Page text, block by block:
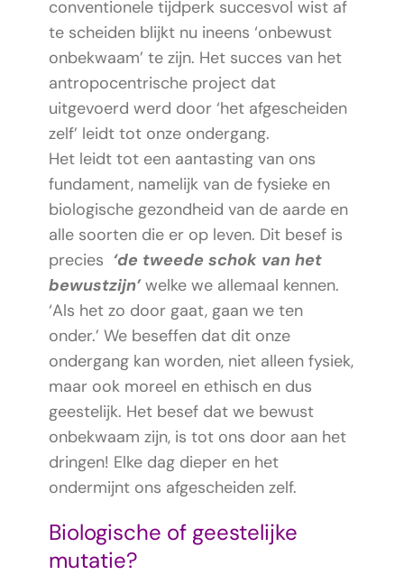
conventionele tijdperk succesvol wist af
te scheiden blijkt nu ineens ‘onbewust
onbekwaam’ te zijn. Het succes van het
antropocentrische project dat
uitgevoerd werd door ‘het afgescheiden
zelf’ leidt tot onze ondergang.
Het leidt tot een aantasting van ons
fundament, namelijk van de fysieke en
biologische gezondheid van de aarde en
alle soorten die er op leven. Dit besef is
precies ‘de tweede schok van het
bewustzijn’welke we allemaal kennen.
‘Als het zo door gaat, gaan we ten
onder.’ We beseffen dat dit onze
ondergang kan worden, niet alleen fysiek,
maar ook moreel en ethisch en dus
geestelijk. Het besef dat we bewust
onbekwaam zijn, is tot ons door aan het
dringen! Elke dag dieper en het
ondermijnt ons afgescheiden zelf.
Biologische of geestelijke
mutatie?